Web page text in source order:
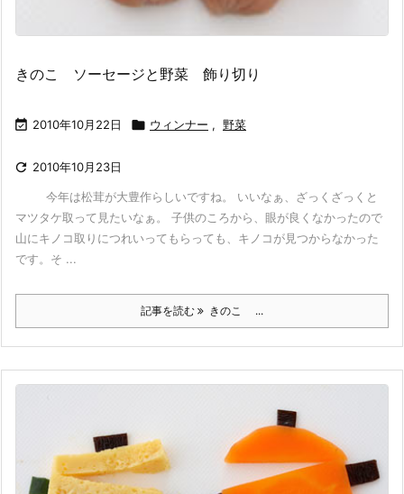
きのこ ソーセージと野菜 飾り切り
 2010年10月22日  ウィンナー , 野菜
 2010年10月23日
今年は松茸が大豊作らしいですね。 いいなぁ、ざっくざっくと
マツタケ取って見たいなぁ。 子供のころから、眼が良くなかったので
山にキノコ取りにつれいってもらっても、キノコが見つからなかった
です。そ ...
記事を読む きのこ ...